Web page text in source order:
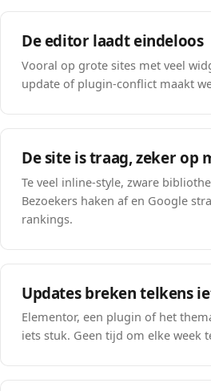
De editor laadt eindeloos
Vooral op grote sites met veel
update of plugin-conflict maakt
De site is traag, zeker op
Te veel inline-style, zware
Bezoekers haken af en Google
rankings.
Updates breken telkens
Elementor, een plugin of het
iets stuk. Geen tijd om elke week